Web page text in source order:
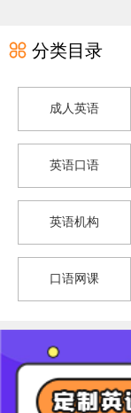
 分类目录
成人英语
英语口语
英语机构
口语网课